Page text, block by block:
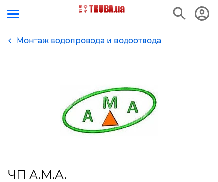
Монтаж водопровода и водоотвода
ЧП А.М.А.